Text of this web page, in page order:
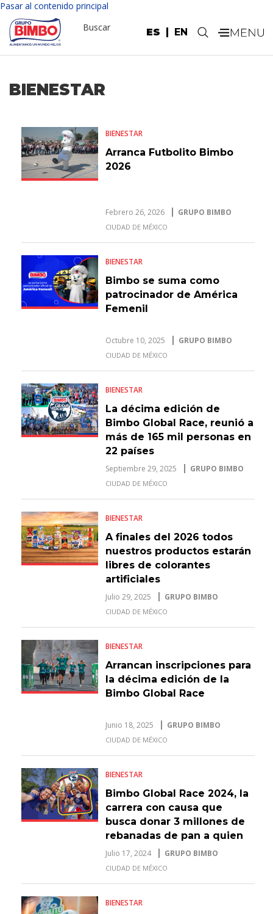
Pasar al contenido principal
ES EN
Buscar .
BIENESTAR
BIENESTAR
Arranca Futbolito Bimbo
2026
Febrero 26, 2026 GRUPO BIMBO
CIUDAD DE MÉXICO
BIENESTAR
Bimbo se suma como
patrocinador de América
Femenil
Octubre 10, 2025 GRUPO BIMBO
CIUDAD DE MÉXICO
BIENESTAR
La décima edición de
Bimbo Global Race, reunió a
más de 165 mil personas en
22 países
Septiembre 29, 2025 GRUPO BIMBO
CIUDAD DE MÉXICO
BIENESTAR
A finales del 2026 todos
nuestros productos estarán
libres de colorantes
artificiales
Julio 29, 2025 GRUPO BIMBO
CIUDAD DE MÉXICO
BIENESTAR
Arrancan inscripciones para
la décima edición de la
Bimbo Global Race
Junio 18, 2025 GRUPO BIMBO
CIUDAD DE MÉXICO
BIENESTAR
Bimbo Global Race 2024, la
carrera con causa que
busca donar 3 millones de
rebanadas de pan a quien
más lo necesita.
Julio 17, 2024 GRUPO BIMBO
CIUDAD DE MÉXICO
BIENESTAR